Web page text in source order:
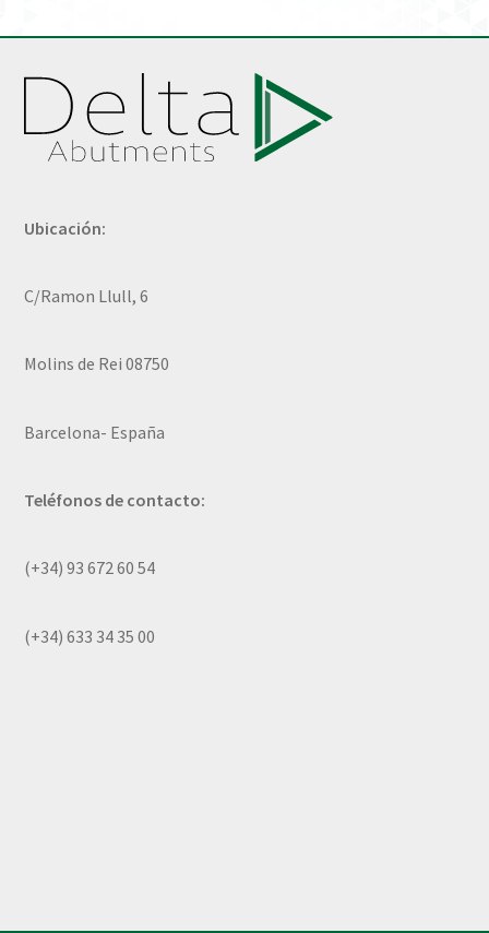
Ubicación:
C/Ramon Llull, 6
Molins de Rei 08750
Barcelona- España
Teléfonos de contacto:
(+34) 93 672 60 54
(+34) 633 34 35 00